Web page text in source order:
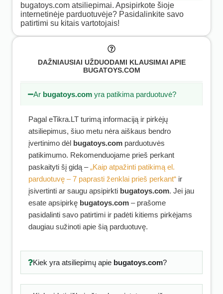
bugatoys.com atsiliepimai. Apsipirkote šioje
internetinėje parduotuvėje? Pasidalinkite savo
patirtimi su kitais vartotojais!
DAŽNIAUSIAI UŽDUODAMI KLAUSIMAI APIE
BUGATOYS.COM
Ar bugatoys.com yra patikima parduotuvė?
Pagal eTikra.LT turimą informaciją ir pirkėjų
atsiliepimus, šiuo metu nėra aiškaus bendro
įvertinimo dėl bugatoys.com parduotuvės
patikimumo. Rekomenduojame prieš perkant
paskaityti šį gidą –„Kaip atpažinti patikimą el.
parduotuvę – 7 paprasti ženklai prieš perkant“ ir
įsivertinti ar saugu apsipirkti bugatoys.com. Jei jau
esate apsipirkę bugatoys.com – prašome
pasidalinti savo patirtimi ir padėti kitiems pirkėjams
daugiau sužinoti apie šią parduotuvę.
Kiek yra atsiliepimų apie bugatoys.com?